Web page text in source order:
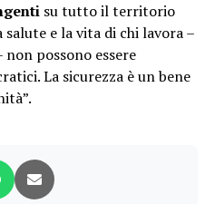
su tutto il territorio
e la vita di chi lavora –
non possono essere
La sicurezza è un bene